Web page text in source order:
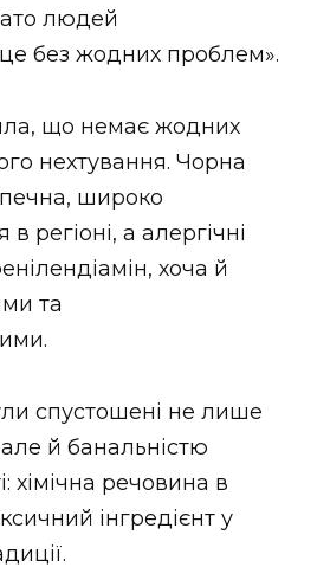
людей
без жодних проблем».
що немає жодних
нехтування. Чорна
широко
регіоні, а алергічні
хоча й
та
спустошені не лише
й банальністю
хімічна речовина в
інгредієнт у